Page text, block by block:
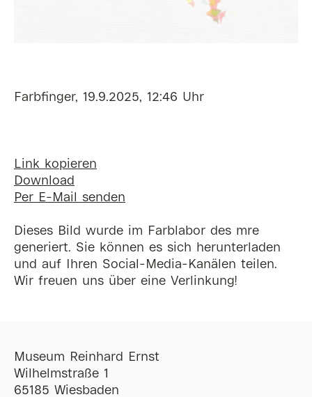
Farbfinger, 19.9.2025, 12:46 Uhr
Link kopieren
Download
Per E-Mail senden
Dieses Bild wurde im Farblabor des mre
generiert. Sie können es sich herunterladen
und auf Ihren Social-Media-Kanälen teilen.
Wir freuen uns über eine Verlinkung!
Museum Reinhard Ernst
Wilhelmstraße 1
65185 Wiesbaden